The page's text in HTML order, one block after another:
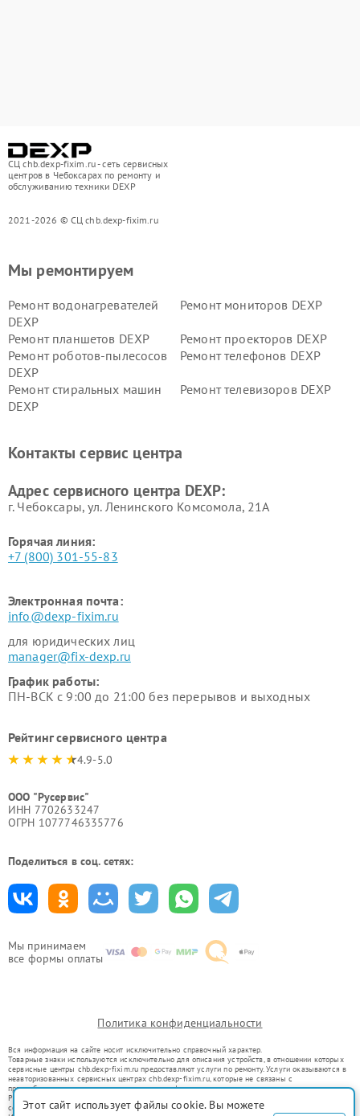
СЦ chb.dexp-fixim.ru - сеть сервисных
центров в Чебоксарах по ремонту и
обслуживанию техники DEXP
2021-2026 © СЦ chb.dexp-fixim.ru
Мы принимаем
все формы оплаты
Мы ремонтируем
Ремонт водонагревателей
DEXP
Ремонт мониторов DEXP
Ремонт планшетов DEXP
Ремонт проекторов DEXP
Ремонт роботов-пылесосов
DEXP
Ремонт телефонов DEXP
Ремонт стиральных машин
DEXP
Ремонт телевизоров DEXP
Ремонт серверов DEXP
Ремонт мини пк DEXP
Контакты сервис центра
Адрес сервисного центра DEXP:
г. Чебоксары, ул. Ленинского Комсомола, 21А
Горячая линия:
+7 (800) 301-55-83
Электронная почта:
info@dexp-fixim.ru
для юридических лиц
manager@fix-dexp.ru
График работы:
ПН-ВСК с 9:00 до 21:00 без перерывов и выходных
Рейтинг сервисного центра
4.9-5.0
ООО "Русервис"
ИНН 7702633247
ОГРН 1077746335776
Поделиться в соц. сетях:
Политика конфиденциальности
Вся информация на сайте носит исключительно справочный характер.
Товарные знаки используются исключительно для описания устройств, в отношении которых
сервисные центры chb.dexp-fixim.ru предоставляют услуги по ремонту. Услуги оказываются в
неавторизованных сервисных центрах chb.dexp-fixim.ru, которые не связаны с
правообладателями товарных знаков или их официальными представителями.
Ремонт осуществляется для устройств, уже введенных в гражданский оборот в соответствии
со статьей 1487 ГК РФ.
Этот сайт использует файлы cookie. Вы можете